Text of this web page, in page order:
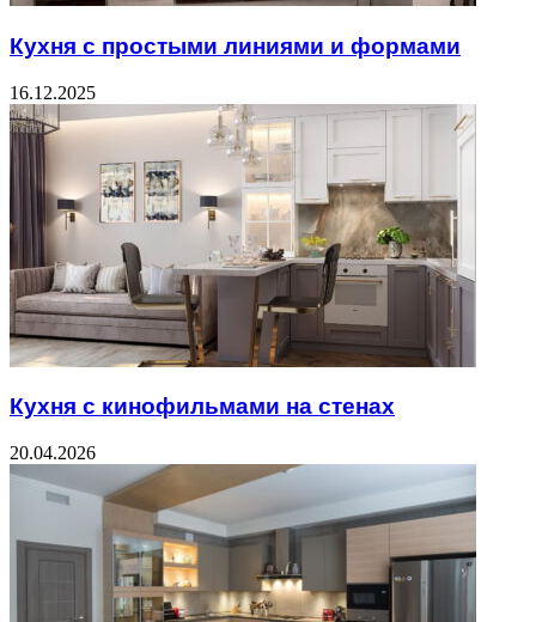
Кухня с простыми линиями и формами
16.12.2025
Кухня с кинофильмами на стенах
20.04.2026